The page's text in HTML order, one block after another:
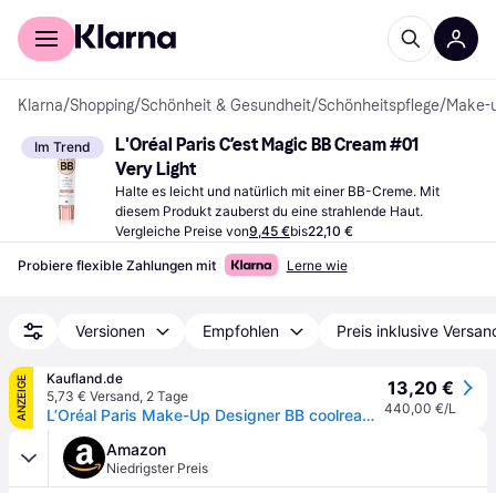
Für Shopper
Klarna/Shopping/Schönheit & Gesundheit/Schönheitspflege/Make-
Im Trend
L'Oréal Paris C’est Magic BB Cream #01
Very Light
Halte es leicht und natürlich mit einer BB-Creme. Mit
diesem Produkt zauberst du eine strahlende Haut.
Vergleiche Preise von9,45 €bis22,10 €
Probiere flexible Zahlungen mit Lerne wie
Versionen Empfohlen Preis inklusive
ANZEIGE
Kaufland.de
5,73 € Versand, 2 Tage
L’Oréal Paris Make-Up Designer BB coolream cool'est Magicool 01 VERY LIGHT, BB Cream, Messe, Licht, Unisex, Mischhaut, normale Haut, Anti-Müdigkeit, Feuchtigkeitsspendend, Beige
13,20 €
440,00 €/L
Amazon
Niedrigster Preis